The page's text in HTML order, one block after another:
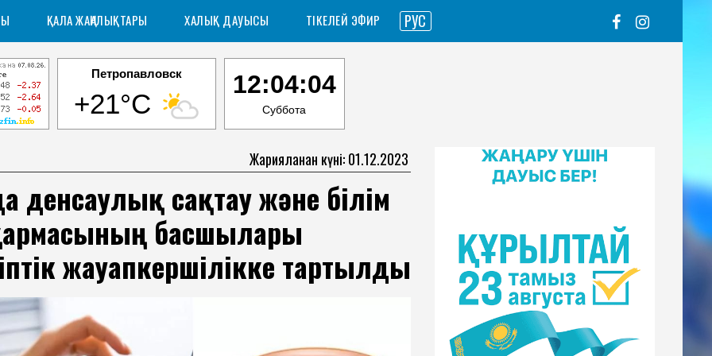
ҚАЛА ЖАҢАЛЫҚТАРЫ ХАЛЫҚ ДАУЫСЫ ТІКЕЛЕЙ ЭФИР РУС
Петропавловск
+21°C
12:04:05
Суббота
Жарияланған күні: 01.12.2023
денсаулық сақтау және білім
басшылары
жауапкершілікке тартылды